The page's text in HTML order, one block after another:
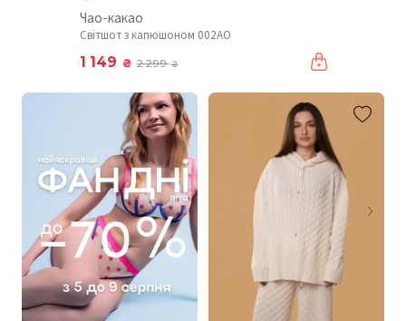
Чао-какао
Світшот з капюшоном 002AO
1 149 ₴ 2 299₴